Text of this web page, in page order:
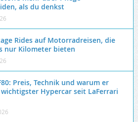
als du denkst
Rides auf Motorradreisen, die
nur Kilometer bieten
Preis, Technik und warum er
Hypercar seit LaFerrari